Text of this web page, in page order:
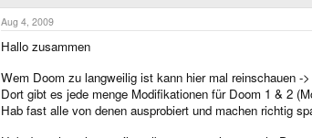
Aug 4, 2009
Hallo zusammen
Wem Doom zu langweilig ist kann hier mal reinschauen ->
Dort gibt es jede menge Modifikationen für Doom 1 & 2
Hab fast alle von denen ausprobiert und machen richtig